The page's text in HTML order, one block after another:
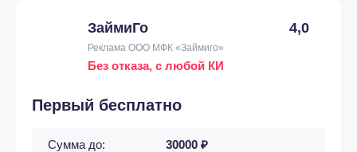
ЗаймиГо 4,0
Реклама ООО МФК «Займиго»
Без отказа, с любой КИ
Первый бесплатно
Сумма до: 30000 ₽